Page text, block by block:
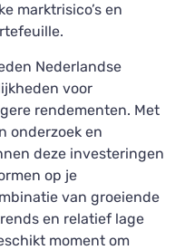
marktrisico’s en
Nederlandse
voor
rendementen. Met
onderzoek en
deze investeringen
op je
van groeiende
en relatief lage
moment om